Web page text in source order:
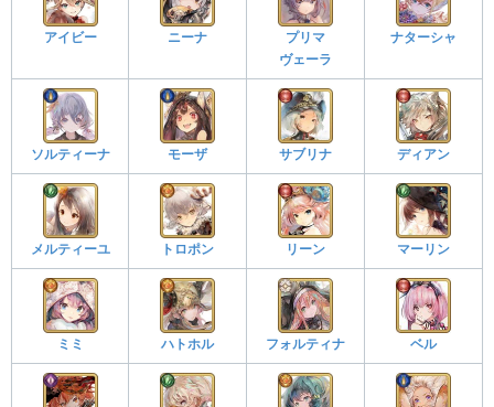
アイビー ニーナ
プリマ
ヴェーラ
ナターシャ
ソルティーナ モーザ サブリナ ディアン
メルティーユ トロポン リーン マーリン
ミミ ハトホル フォルティナ ベル